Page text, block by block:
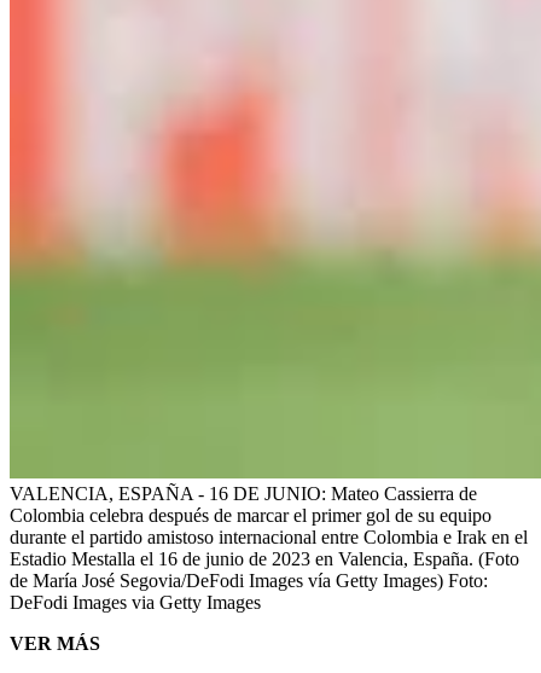
VALENCIA, ESPAÑA - 16 DE JUNIO: Mateo Cassierra de
Colombia celebra después de marcar el primer gol de su equipo
durante el partido amistoso internacional entre Colombia e Irak en el
Estadio Mestalla el 16 de junio de 2023 en Valencia, España. (Foto
de María José Segovia/DeFodi Images vía Getty Images) Foto:
DeFodi Images via Getty Images
VER MÁS